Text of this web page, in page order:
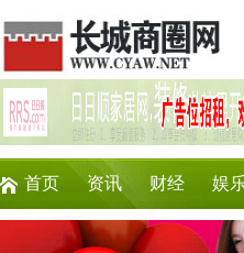
首页 资讯 财经 娱
游戏 美食 商讯